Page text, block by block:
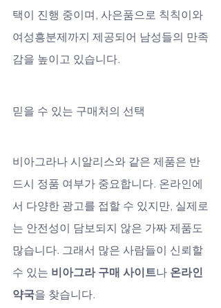
택이 진행 중이며, 사은품으로 칙칙이와
여성흥분제까지 제공되어 남성들의 만족
감을 높이고 있습니다.
믿을 수 있는 구매처의 선택
비아그라나 시알리스와 같은 제품은 반
드시 정품 여부가 중요합니다. 온라인에
서 다양한 광고를 접할 수 있지만, 실제로
는 안전성이 담보되지 않은 가짜 제품도
많습니다. 그래서 많은 사람들이 신뢰할
수 있는 비아그라 구매 사이트나 온라인
약국을 찾습니다.